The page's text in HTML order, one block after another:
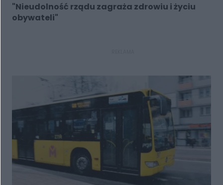
"Nieudolność rządu zagraża zdrowiu i życiu
obywateli"